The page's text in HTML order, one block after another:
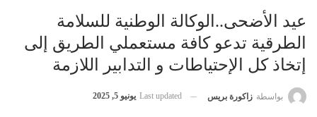
عيد الأضحى..الوكالة الوطنية للسلامة
الطرقية تدعو كافة مستعملي الطريق إلى
إتخاذ كل الإحتياطات و التدابير اللازمة
بواسطة زاكورة بريس Last updated يونيو 5, 2025